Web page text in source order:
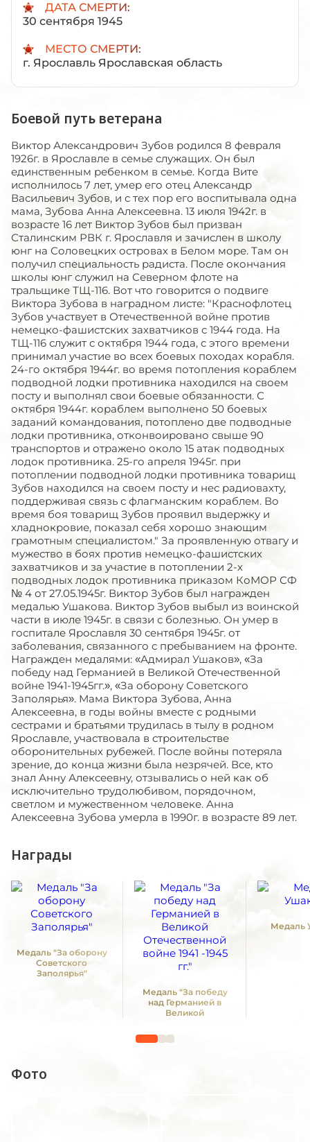
ДАТА СМЕРТИ:
30 сентября 1945
МЕСТО СМЕРТИ:
г. Ярославль Ярославская область
Боевой путь ветерана
Виктор Александрович Зубов родился 8 февраля
1926г. в Ярославле в семье служащих. Он был
единственным ребенком в семье. Когда Вите
исполнилось 7 лет, умер его отец Александр
Васильевич Зубов, и с тех пор его воспитывала одна
мама, Зубова Анна Алексеевна. 13 июля 1942г. в
возрасте 16 лет Виктор Зубов был призван
Сталинским РВК г. Ярославля и зачислен в школу
юнг на Соловецких островах в Белом море. Там он
получил специальность радиста. После окончания
школы юнг служил на Северном флоте на
тральщике ТЩ-116. Вот что говорится о подвиге
Виктора Зубова в наградном листе: "Краснофлотец
Зубов участвует в Отечественной войне против
немецко-фашистских захватчиков с 1944 года. На
ТЩ-116 служит с октября 1944 года, с этого времени
принимал участие во всех боевых походах корабля.
24-го октября 1944г. во время потопления кораблем
подводной лодки противника находился на своем
посту и выполнял свои боевые обязанности. С
октября 1944г. кораблем выполнено 50 боевых
заданий командования, потоплено две подводные
лодки противника, отконвоировано свыше 90
транспортов и отражено около 15 атак подводных
лодок противника. 25-го апреля 1945г. при
потоплении подводной лодки противника товарищ
Зубов находился на своем посту и нес радиовахту,
поддерживая связь с флагманским кораблем. Во
время боя товарищ Зубов проявил выдержку и
хладнокровие, показал себя хорошо знающим
грамотным специалистом." За проявленную отвагу и
мужество в боях против немецко-фашистских
захватчиков и за участие в потоплении 2-х
подводных лодок противника приказом КоМОР СФ
№ 4 от 27.05.1945г. Виктор Зубов был награжден
медалью Ушакова. Виктор Зубов выбыл из воинской
части в июле 1945г. в связи с болезнью. Он умер в
госпитале Ярославля 30 сентября 1945г. от
заболевания, связанного с пребыванием на фронте.
Награжден медалями: «Адмирал Ушаков», «За
победу над Германией в Великой Отечественной
войне 1941-1945гг.», «За оборону Советского
Заполярья». Мама Виктора Зубова, Анна
Алексеевна, в годы войны вместе с родными
сестрами и братьями трудилась в тылу в родном
Ярославле, участвовала в строительстве
оборонительных рубежей. После войны потеряла
зрение, до конца жизни была незрячей. Все, кто
знал Анну Алексеевну, отзывались о ней как об
исключительно трудолюбивом, порядочном,
светлом и мужественном человеке. Анна
Алексеевна Зубова умерла в 1990г. в возрасте 89 лет.
Награды
Медаль "За оборону
Советского
Заполярья"
Медаль "За победу
над Германией в
Великой
1941 -1945 гг."
Медаль
Фото